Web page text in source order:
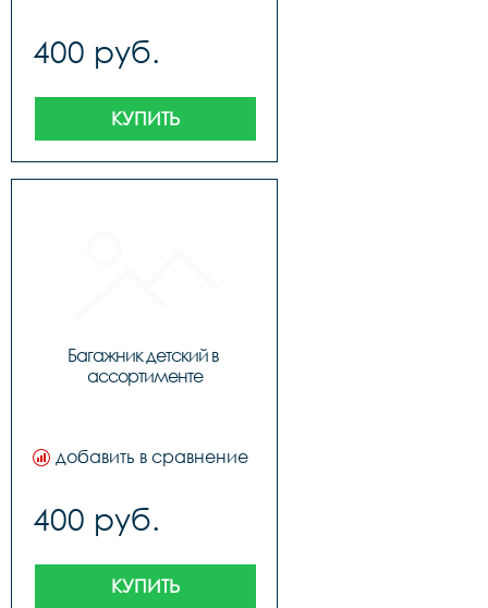
400 руб.
КУПИТЬ
Багажник детский в
ассортименте
добавить в сравнение
400 руб.
КУПИТЬ